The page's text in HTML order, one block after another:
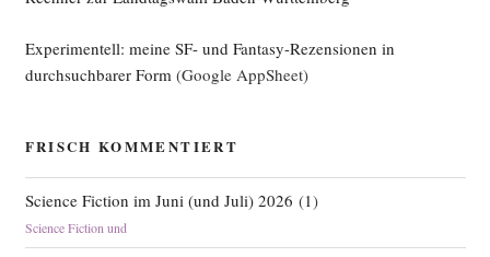
Experimentell: meine SF- und Fantasy-Rezensionen in
durchsuchbarer Form (Google AppSheet)
FRISCH KOMMENTIERT
Science Fiction im Juni (und Juli) 2026 (1)
Science Fiction und